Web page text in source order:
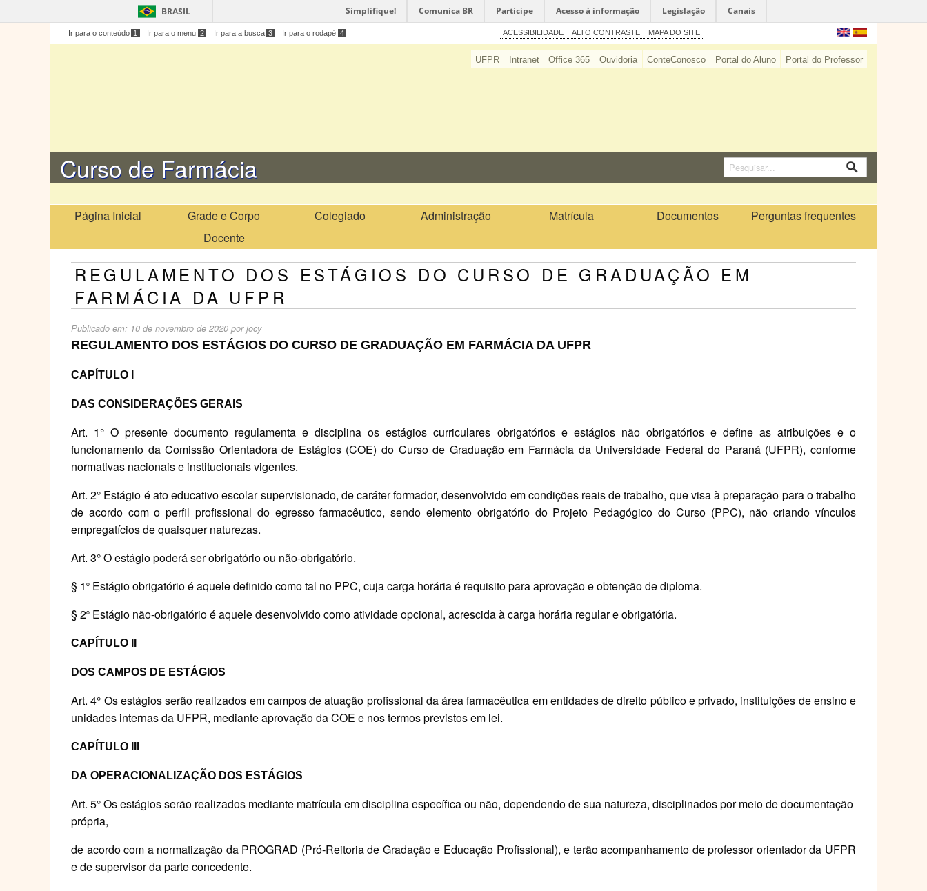
BRASIL Simplifique! Comunica BR Participe Acesso à informação Legislação Canais
Ir para o conteúdo 1 Ir para o menu 2 Ir para a busca 3 Ir para o rodapé 4 ACESSIBILIDADE ALTO CONTRASTE MAPA DO SITE
UFPR Intranet Office 365 Ouvidoria ConteConosco Portal do Aluno Portal do Professor
Curso de Farmácia
Página Inicial
Grade e Corpo
Docente
Colegiado Administração Matrícula Documentos Perguntas frequentes
REGULAMENTO DOS ESTÁGIOS DO CURSO DE GRADUAÇÃO EM
FARMÁCIA DA UFPR
Publicado em: 10 de novembro de 2020 porjocy
REGULAMENTO DOS ESTÁGIOS DO CURSO DE GRADUAÇÃO EM FARMÁCIA DA UFPR
CAPÍTULO
DAS CONSIDERAÇÕES GERAIS
Art. 1° O presente documento regulamenta e disciplina os estágios curriculares obrigatórios e estágios não obrigatórios e define as atribuições e o
funcionamento da Comissão Orientadora de Estágios (COE) do Curso de Graduação em Farmácia da Universidade Federal do Paraná (UFPR), conforme
normativas nacionais e institucionais vigentes.
Art. 2° Estágio é ato educativo escolar supervisionado, de caráter formador, desenvolvido em condições reais de trabalho, que visa à preparação para o trabalho
de acordo com o perfil profissional do egresso farmacêutico, sendo elemento obrigatório do Projeto Pedagógico do Curso (PPC), não criando vínculos
empregatícios de quaisquer naturezas.
Art. 3° O estágio poderá ser obrigatório ou não-obrigatório.
§ 1 o Estágio obrigatório é aquele definido como tal no PPC, cuja carga horária é requisito para aprovação e obtenção de diploma.
§ 2o Estágio não-obrigatório é aquele desenvolvido como atividade opcional, acrescida à carga horária regular e obrigatória.
CAPÍTULO
DOS CAMPOS DE ESTÁGIOS
Art. 4° Os estágios serão realizados em campos de atuação profissional da área farmacêutica em entidades de direito público e privado, instituições de ensino e
unidades internas da UFPR, mediante aprovação da COE e nos termos previstos em lei.
CAPÍTULO
DA OPERACIONALIZAÇÃO DOS ESTÁGIOS
Art. 5° Os estágios serão realizados mediante matrícula em disciplina específica ou não, dependendo de sua natureza, disciplinados por meio de documentação
própria,
de acordo com a normatização da PROGRAD (Pró-Reitoria de Gradação e Educação Profissional), e terão acompanhamento de professor orientador da UFPR
e de supervisor da parte concedente.